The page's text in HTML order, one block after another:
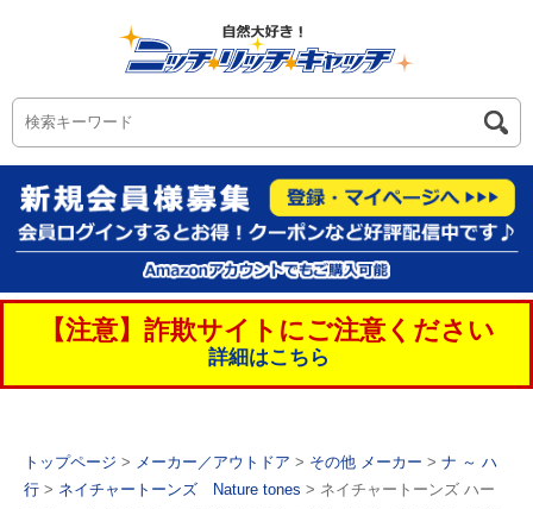
【注意】詐欺サイトにご注意ください
詳細はこちら
トップページ > メーカー／アウトドア > その他 メーカー > ナ ～ ハ
行 > ネイチャートーンズ Nature tones > ネイチャートーンズ ハー